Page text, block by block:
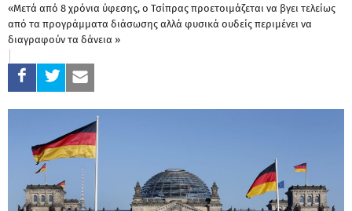
«Μετά από 8 χρόνια ύφεσης, ο Τσίπρας προετοιμάζεται να βγει τελείως
από τα προγράμματα διάσωσης αλλά φυσικά ουδείς περιμένει να
διαγραφούν τα δάνεια »